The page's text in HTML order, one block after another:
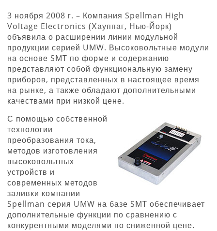
3 ноября 2008 г. – Компания Spellman High
Voltage Electronics (Хауппаг, Нью-Йорк)
объявила о расширении линии модульной
продукции серией UMW. Высоковольтные модули
на основе SMT по форме и содержанию
представляют собой функциональную замену
приборов, представленных в настоящее время
на рынке, а также обладают дополнительными
качествами при низкой цене.
С помощью собственной
технологии
преобразования тока,
методов изготовления
высоковольтных
устройств и
современных методов
заливки компании
Spellman серия UMW на базе SMT обеспечивает
дополнительные функции по сравнению с
конкурентными моделями по сниженной цене.